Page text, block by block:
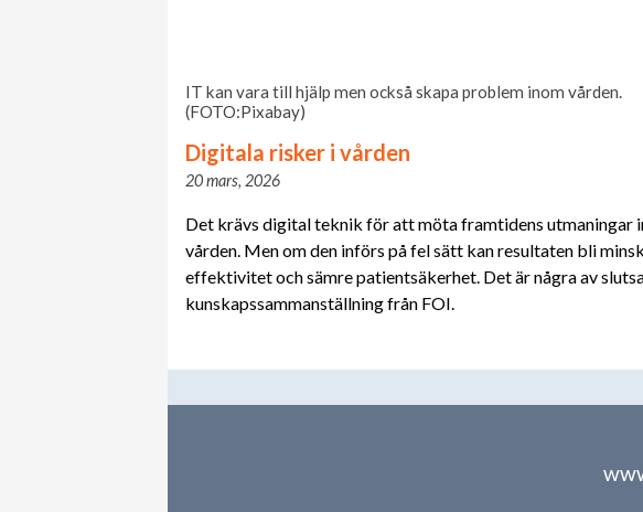
IT kan vara till hjälp men också skapa problem inom vården.
(FOTO:Pixabay)
Digitala risker i vården
20 mars, 2026
Det krävs digital teknik för att möta framtidens utmaningar
vården. Men om den införs på fel sätt kan resultaten bli
effektivitet och sämre patientsäkerhet. Det är några av
kunskapssammanställning från FOI.